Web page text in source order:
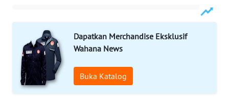
Dapatkan Merchandise Eksklusif
Wahana News
Buka Katalog
MARTABAT
NET
PLN
WATCH